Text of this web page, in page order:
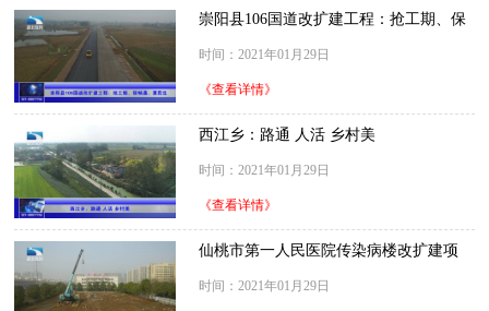
崇阳县106国道改扩建工程：抢工期、保
时间：2021年01月29日
《查看详情》
西江乡：路通 人活 乡村美
时间：2021年01月29日
《查看详情》
仙桃市第一人民医院传染病楼改扩建项
时间：2021年01月29日